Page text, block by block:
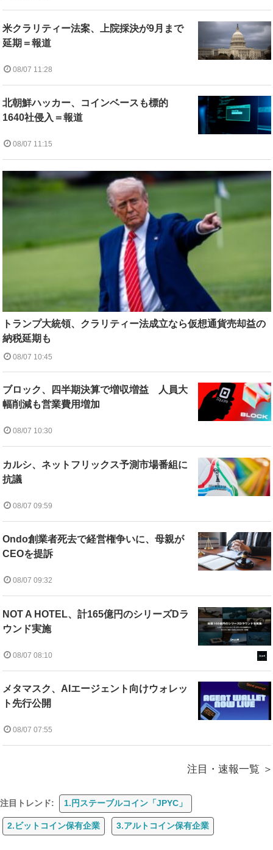
米クラリティー法案、上院採決が9月まで
延期＝報道
08/07 11:28
北朝鮮ハッカー、コインベースも標的
1640社侵入＝報道
08/07 11:15
トランプ大統領、クラリティー法成立なら仮想通貨売却益の
納税延期も
08/07 10:45
ブロック、四半期決算で増収増益 人員大
幅削減も営業費用増加
08/07 10:30
カルシ、ネットフリックス予測市場番組に
抗議
08/07 09:59
Ondo創業者死去で経営権争いに、母親が
CEOを提訴
08/07 09:32
NOT A HOTEL、計165億円のシリーズDラ
ウンド実施
08/07 08:10
メタマスク、AIエージェント向けウォレッ
ト先行公開
08/07 07:55
注目・速報一覧
注目トレンド: 1.円ステーブルコイン「JPYC」
2.ビットコイン保有企業 3.アルトコイン保有企業